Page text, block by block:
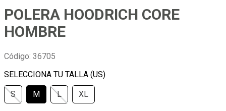
POLERA HOODRICH CORE
HOMBRE
Código: 36705
S M L XL